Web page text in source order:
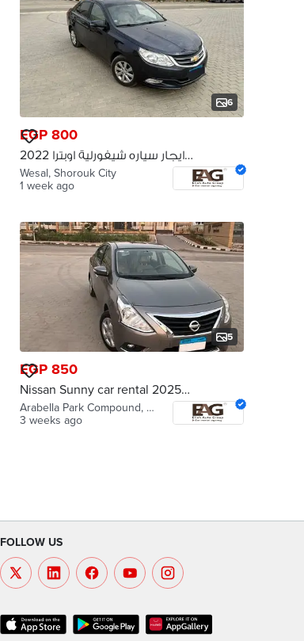
6
EGP 800
ايجار سياره شيفورلية اوبترا 2022
Rent a Chevrolet Optra 2022
Wesal, Shorouk City
1 week ago
5
EGP 850
Nissan Sunny car rental 2025
ايجار سياره نيسان صني Arabella Park Compound, Katameya
3 weeks ago
FOLLOW US